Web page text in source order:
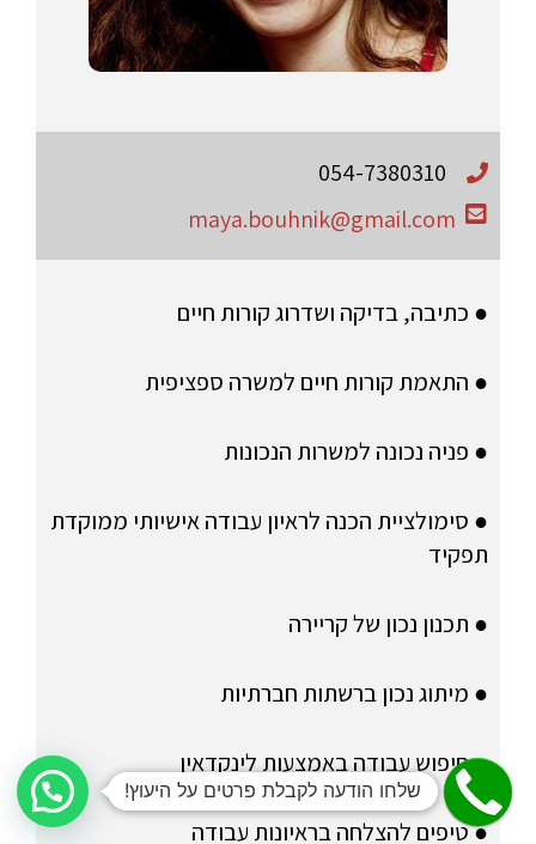
054-7380310
maya.bouhnik@gmail.com
● כתיבה, בדיקה ושדרוג קורות חיים
● התאמת קורות חיים למשרה ספציפית
● פניה נכונה למשרות הנכונות
● סימולציית הכנה לראיון עבודה אישיותי ממוקדת
תפקיד
● תכנון נכון של קריירה
● מיתוג נכון ברשתות חברתיות
● חיפוש עבודה באמצעות לינקדאין
● טיפים להצלחה בראיונות עבודה
שלחו הודעה לקבלת פרטים על היעוץ!